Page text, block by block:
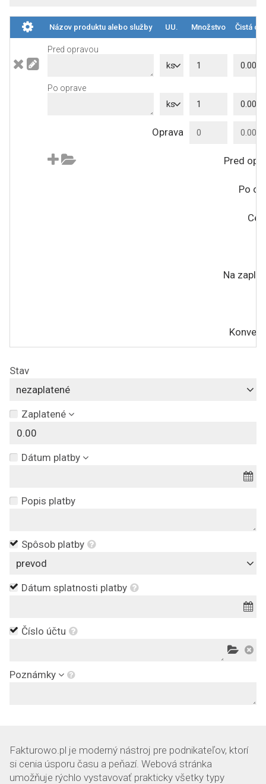
Názov produktu alebo služby UU. Množstvo Čistá
Pred opravou
ks
Po oprave
ks
Oprava
Pred
Po
Na
Stav
nezaplatené
Zaplatené
Dátum platby
Popis platby
Spôsob platby
prevod
Dátum splatnosti platby
Číslo účtu
Poznámky
Fakturowo.pl je moderný nástroj pre podnikateľov, ktorí
si cenia úsporu času a peňazí. Webová stránka
umožňuje rýchlo vystavovať prakticky všetky typy